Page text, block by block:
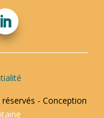
- Conception